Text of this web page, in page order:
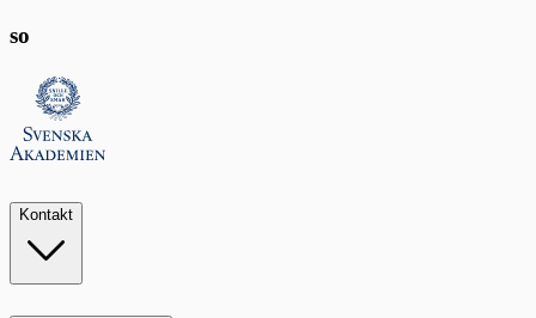
so
Kontakt